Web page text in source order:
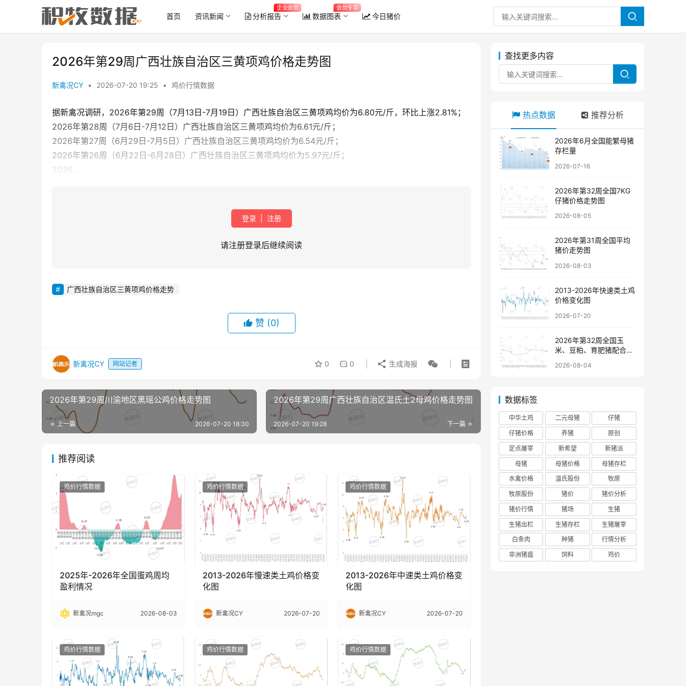
首页 资讯新闻 分析报告
企业会员
数据图表
会员专享
今日猪价
2026年第29周广西壮族自治区三黄项鸡价格走势图
新禽况CY • 2026-07-20 19:25 • 鸡价行情数据
据新禽况调研，2026年第29周（7月13日-7月19日）广西壮族自治区三黄项鸡均价为6.80元/斤，环比上涨2.81%；
2026年第28周（7月6日-7月12日）广西壮族自治区三黄项鸡均价为6.61元/斤；
2026年第27周（6月29日-7月5日）广西壮族自治区三黄项鸡均价为6.54元/斤；
2026年第26周（6月22日-6月28日）广西壮族自治区三黄项鸡均价为5.97元/斤；
2026...
登录 注册
请注册登录后继续阅读
广西壮族自治区三黄项鸡价格走势
赞 (0)
新禽况CY 网站记者 0 0 生成海报
2026年第29周川渝地区黑瑶公鸡价格走势图
上一篇 2026-07-20 18:30
2026年第29周广西壮族自治区温氏土2母鸡价格走势图
下一篇
2026-07-20 19:28
推荐阅读
鸡价行情数据
2025年-2026年全国蛋鸡周均
盈利情况
新禽况mgc 2026-08-03
鸡价行情数据
2013-2026年慢速类土鸡价格变
化图
新禽况CY 2026-07-20
鸡价行情数据
2013-2026年中速类土鸡价格变
化图
新禽况CY 2026-07-20
鸡价行情数据 鸡价行情数据 鸡价行情数据
查找更多内容
热点数据 推荐分析
2026年6月全国能繁母猪
存栏量
2026-07-16
2026年第32周全国7KG
仔猪价格走势图
2026-08-05
2026年第31周全国平均
猪价走势图
2026-08-03
2013-2026年快速类土鸡
价格变化图
2026-07-20
2026年第32周全国玉
米、豆粕、育肥猪配合饲
2026-08-04
数据标签
中华土鸡 二元母猪
仔猪
仔猪价格
养猪
原创
定点屠宰
新希望
新猪派
母猪
母猪价格
母猪存栏
水禽价格
温氏股份
牧原
牧原股份
猪价
猪价分析
猪价行情
猪场
生猪
生猪出栏
生猪存栏
生猪屠宰
白条肉
种猪
行情分析
非洲猪瘟
饲料 鸡价